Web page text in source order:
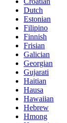
Dutch
Estonian
Filipino
Finnish
Frisian
Galician
Georgian
Gujarati
Haitian
Hausa
Hawaiian
Hebrew
Hmong